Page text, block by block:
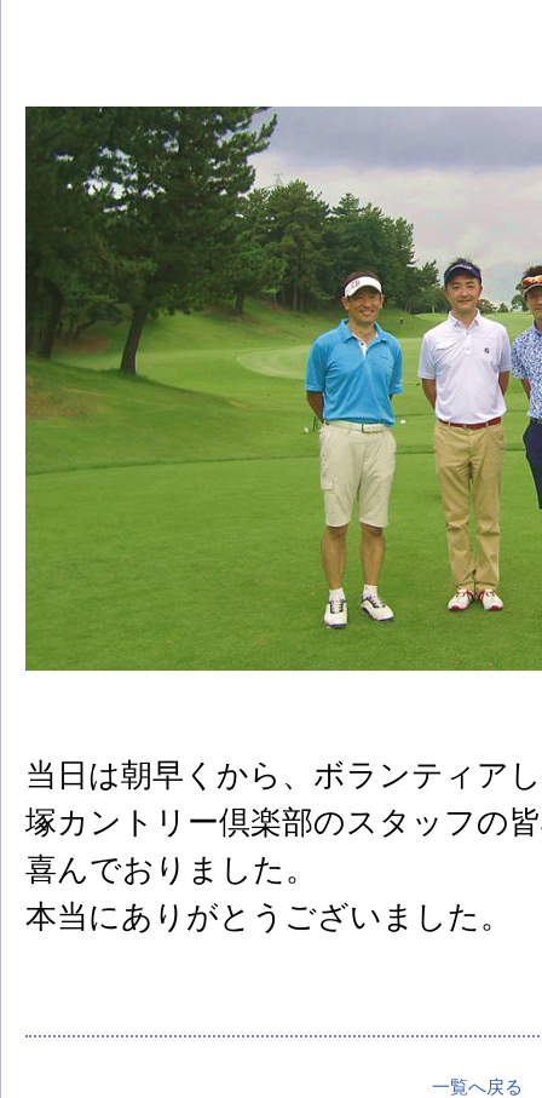
当日は朝早くから、ボランティア
塚カントリー倶楽部のスタッフの
喜んでおりました。
本当にありがとうございました。
一覧へ戻る